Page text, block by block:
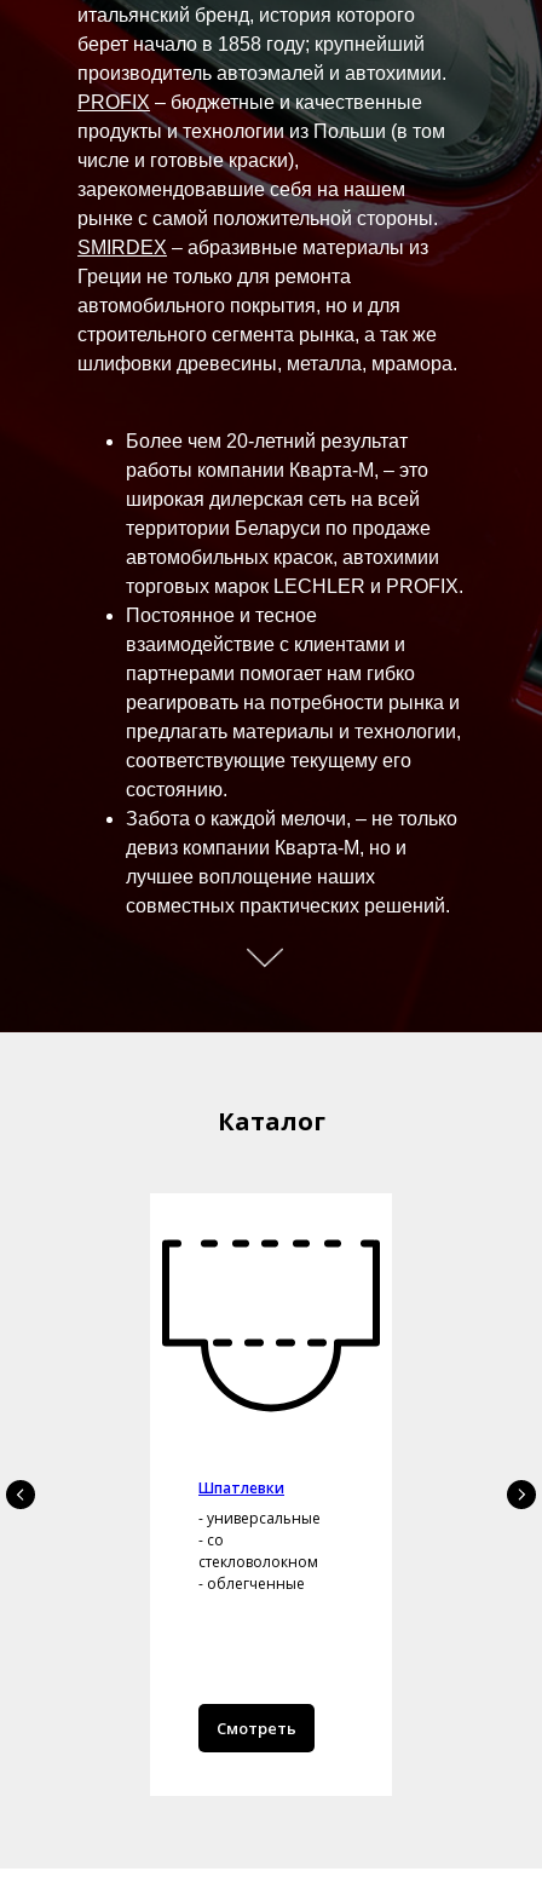
итальянский бренд, история которого
берет начало в 1858 году; крупнейший
производитель автоэмалей и автохимии.
PROFIX – бюджетные и качественные
продукты и технологии из Польши (в том
числе и готовые краски),
зарекомендовавшие себя на нашем
рынке с самой положительной стороны.
SMIRDEX – абразивные материалы из
Греции не только для ремонта
автомобильного покрытия, но и для
строительного сегмента рынка, а так же
шлифовки древесины, металла, мрамора.
Более чем 20-летний результат
работы компании Кварта-М, – это
широкая дилерская сеть на всей
территории Беларуси по продаже
автомобильных красок, автохимии
торговых марок LECHLER и PROFIX.
Постоянное и тесное
взаимодействие с клиентами и
партнерами помогает нам гибко
реагировать на потребности рынка и
предлагать материалы и технологии,
соответствующие текущему его
состоянию.
Забота о каждой мелочи, – не только
девиз компании Кварта-М, но и
лучшее воплощение наших
совместных практических решений.
Каталог
Шпатлевки
- универсальные
- со
стекловолокном
- облегченные
Смотреть